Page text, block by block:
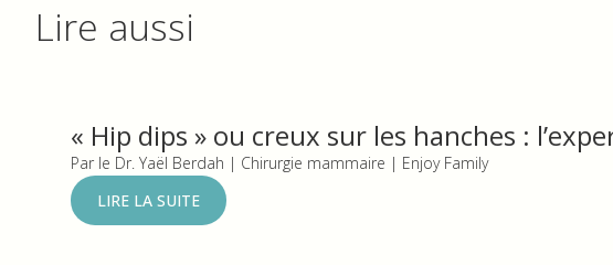
Lire aussi
« Hip dips » ou creux sur les hanches :
Par le Dr. Yaël Berdah | Chirurgie mammaire | Enjoy Family
LIRE LA SUITE